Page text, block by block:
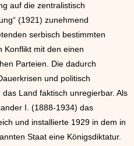
auf die zentralistisch
(1921) zunehmend
serbisch bestimmten
Konflikt mit den einen
Parteien. Die dadurch
und politisch
Land faktisch unregierbar. Als
I. (1888-1934) das
und installierte 1929 in dem in
Staat eine Königsdiktatur.